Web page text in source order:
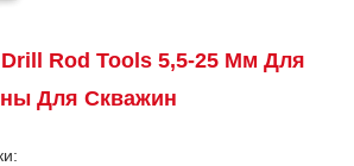
Rod Tools 5,5-25 Мм Для
Для Скважин